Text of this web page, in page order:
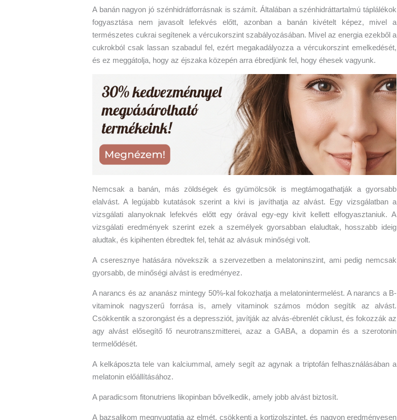
A banán nagyon jó szénhidrátforrásnak is számít. Általában a szénhidráttartalmú táplálékok
fogyasztása nem javasolt lefekvés előtt, azonban a banán kivételt képez, mivel a
természetes cukrai segítenek a vércukorszint szabályozásában. Mivel az energia ezekből a
cukrokból csak lassan szabadul fel, ezért megakadályozza a vércukorszint emelkedését,
és ez meggátolja, hogy az éjszaka közepén arra ébredjünk fel, hogy éhesek vagyunk.
Nemcsak a banán, más zöldségek és gyümölcsök is megtámogathatják a gyorsabb
elalvást. A legújabb kutatások szerint a kivi is javíthatja az alvást. Egy vizsgálatban a
vizsgálati alanyoknak lefekvés előtt egy órával egy-egy kivit kellett elfogyasztaniuk. A
vizsgálati eredmények szerint ezek a személyek gyorsabban elaludtak, hosszabb ideig
aludtak, és kipihenten ébredtek fel, tehát az alvásuk minőségi volt.
A cseresznye hatására növekszik a szervezetben a melatoninszint, ami pedig nemcsak
gyorsabb, de minőségi alvást is eredményez.
A narancs és az ananász mintegy 50%-kal fokozhatja a melatonintermelést. A narancs a B-
vitaminok nagyszerű forrása is, amely vitaminok számos módon segítik az alvást.
Csökkentik a szorongást és a depressziót, javítják az alvás-ébrenlét ciklust, és fokozzák az
agy alvást elősegítő fő neurotranszmitterei, azaz a GABA, a dopamin és a szerotonin
termelődését.
A kelkáposzta tele van kalciummal, amely segít az agynak a triptofán felhasználásában a
melatonin előállításához.
A paradicsom fitonutriens likopinban bővelkedik, amely jobb alvást biztosít.
A bazsalikom megnyugtatja az elmét, csökkenti a kortizolszintet, és nagyon eredményesen